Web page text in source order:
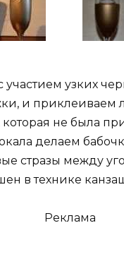
участием узких
и приклеиваем
которая не была
делаем
стразы между
в технике
Реклама